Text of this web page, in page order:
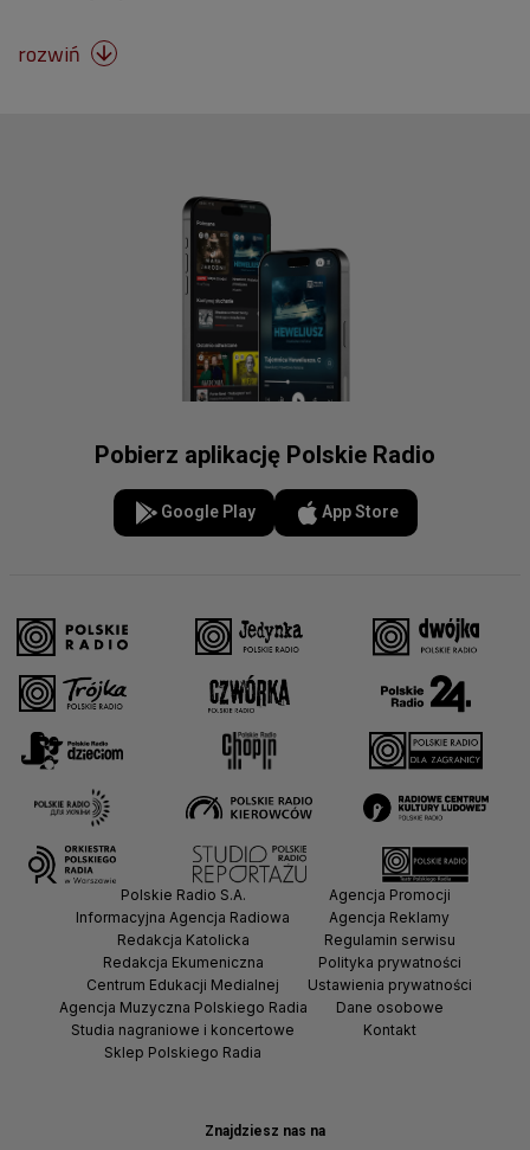
rozwiń 
Pobierz aplikację Polskie Radio
Google Play App Store
Znajdziesz nas na
Polskie Radio S.A.
Informacyjna Agencja Radiowa
Redakcja Katolicka
Redakcja Ekumeniczna
Centrum Edukacji Medialnej
Agencja Muzyczna Polskiego Radia
Studia nagraniowe i koncertowe
Sklep Polskiego Radia
Agencja Promocji
Agencja Reklamy
Regulamin serwisu
Polityka prywatności
Ustawienia prywatności
Dane osobowe
Kontakt